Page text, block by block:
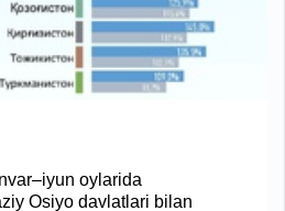
oylarida
Osiyo davlatlari bilan